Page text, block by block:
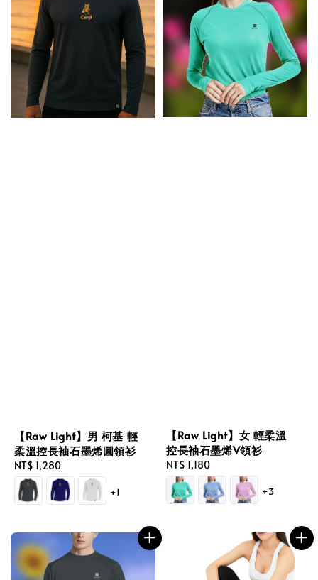
【Raw Light】男 柯基 輕
柔溫控長袖石墨烯圓領衫
Regular
price
NT$ 1,280
+1
【Raw Light】女 輕柔溫
控長袖石墨烯V領衫
Regular
price
NT$ 1,180
+3